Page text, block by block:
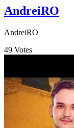
AndreiRO
AndreiRO
49 Votes